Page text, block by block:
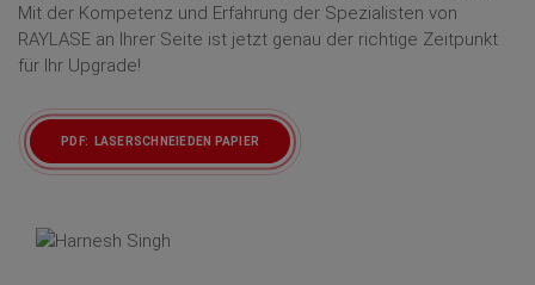
Mit der Kompetenz und Erfahrung der Spezialisten von
RAYLASE an Ihrer Seite ist jetzt genau der richtige Zeitpunkt
für Ihr Upgrade!
PDF: LASERSCHNEIEDEN PAPIER